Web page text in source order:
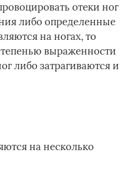
отеки ног
либо определенные
на ногах, то
выраженности
либо затрагиваются и
на несколько